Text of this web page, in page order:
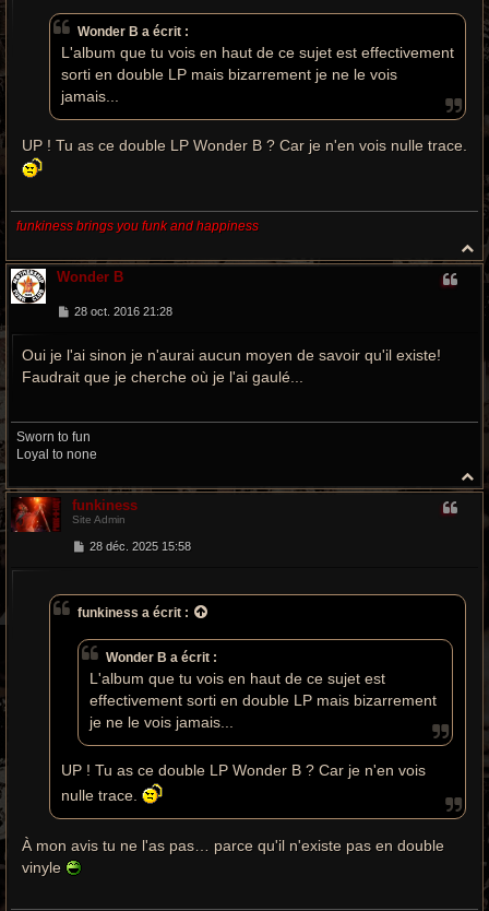
g
e
Wonder B a écrit :
L'album que tu vois en haut de ce sujet est effectivement
sorti en double LP mais bizarrement je ne le vois
jamais...
UP ! Tu as ce double LP Wonder B ? Car je n'en vois nulle trace.
funkiness brings you funk and happiness
H
a
Wonder B
M
s
g
28 oct. 2016 21:28
Oui je l'ai sinon je n'aurai aucun moyen de savoir qu'il existe!
Faudrait que je cherche où je l'ai gaulé...
Sworn to fun
Loyal to none
a
funkiness
Site Admin
M
g
28 déc. 2025 15:58
funkiness a écrit :
Wonder B a écrit :
L'album que tu vois en haut de ce sujet est
effectivement sorti en double LP mais bizarrement
je ne le vois jamais...
UP ! Tu as ce double LP Wonder B ? Car je n'en vois
nulle trace.
À mon avis tu ne l'as pas… parce qu'il n'existe pas en double
vinyle